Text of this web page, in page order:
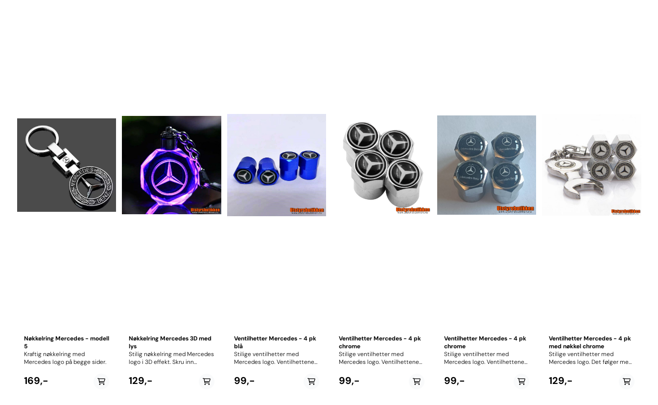
Nøkkelring Mercedes - modell
5
Kraftig nøkkelring med
Mercedes logo på begge sider.
169,-
Nøkkelring Mercedes 3D med
lys
Stilig nøkkelring med Mercedes
logo i 3D effekt. Skru inn
nøkkelringen lyser opp
Mercedes logoen inne i
129,-
Ventilhetter Mercedes - 4 pk
blå
Stilige ventilhetter med
Mercedes logo. Ventilhettene
Perfekt stylingprodukt for de
som er opptatt av detaljer. 4
99,-
Ventilhetter Mercedes - 4 pk
chrome
Stilige ventilhetter med
Mercedes logo. Ventilhettene
Perfekt stylingprodukt for de
som er opptatt av detaljer. 4
99,-
Ventilhetter Mercedes - 4 pk
chrome
Stilige ventilhetter med
Mercedes logo. Ventilhettene
Perfekt stylingprodukt for de
som er opptatt av detaljer. 4
99,-
Ventilhetter Mercedes - 4 pk
med nøkkel chrome
Stilige ventilhetter med
Mercedes logo. Det følger med
ventilhettene som også har
Mercedes logo. Nøkkelen kan
129,-